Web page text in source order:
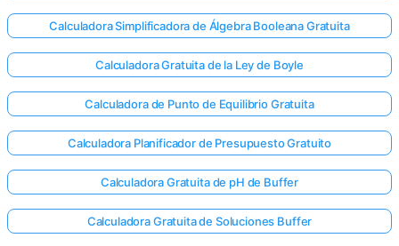
Calculadora Simplificadora de Álgebra Booleana Gratuita
Calculadora Gratuita de la Ley de Boyle
Calculadora de Punto de Equilibrio Gratuita
Calculadora Planificador de Presupuesto Gratuito
Calculadora Gratuita de pH de Buffer
Calculadora Gratuita de Soluciones Buffer